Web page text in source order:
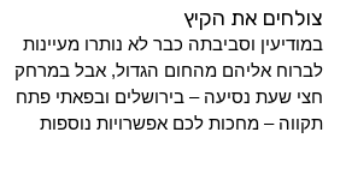
צולחים את הקיץ
במודיעין וסביבתה כבר לא נותרו מעיינות
לברוח אליהם מהחום הגדול, אבל במרחק
חצי שעת נסיעה – בירושלים ובפאתי פתח
תקווה – מחכות לכם אפשרויות נוספות